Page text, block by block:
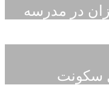
در مدرسه
سکونت